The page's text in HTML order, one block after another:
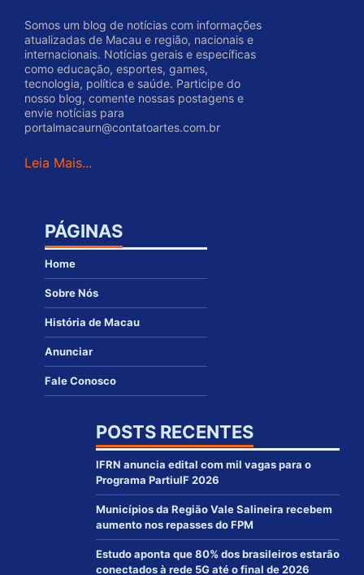
Somos um blog de notícias com informações
atualizadas de Macau e região, nacionais e
internacionais. Notícias gerais e específicas
como educação, esportes, games,
tecnologia, política e saúde. Participe do
nosso blog, comente nossas postagens e
envie notícias para
portalmacaurn@contatoartes.com.br
Leia Mais...
PÁGINAS
Home
Sobre Nós
História de Macau
Anunciar
Fale Conosco
POSTS RECENTES
IFRN anuncia edital com mil vagas para o
Programa PartiuIF 2026
Municípios da Região Vale Salineira recebem
aumento nos repasses do FPM
Estudo aponta que 80% dos brasileiros estarão
conectados à rede 5G até o final de 2026